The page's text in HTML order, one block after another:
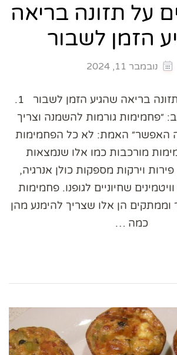
על תזונה בריאה
הזמן לשבור
נובמבר 11, 2024
5 מיתוסים על תזונה בריאה שהגיע הזמן לשבור 1.
״פחמימות גורמות להשמנה וצריך
האפשר״ האמת: לא כל הפחמימות
מורכבות כמו אלו שנמצאות
וירקות מספקות כולן אנרגיה,
שחיוניים לגופנו. פחמימות
וממתקים הן אלו שצריך להימנע מהן
כמה …